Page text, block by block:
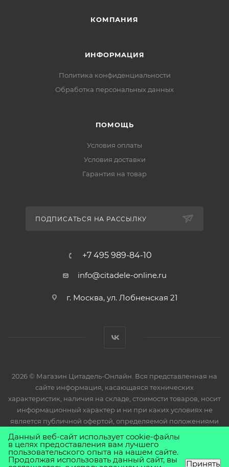
КОМПАНИЯ
ИНФОРМАЦИЯ
Политика конфиденциальности
Обработка персональных данных
ПОМОЩЬ
Условия оплаты
Условия доставки
Гарантия на товар
ПОДПИСАТЬСЯ НА РАССЫЛКУ
+7 495 989-84-10
info@citadele-online.ru
г. Москва, ул. Лобненская 21
2026 © Магазин Цитадель-Онлайн. Вся представленная на
сайте информация, касающаяся технических
характеристик, наличия на складе, стоимости товаров, носит
информационный характер и ни при каких условиях не
является публичной офертой, определяемой положениями
Статьи 437(2) Гражданского кодекса РФ.
Данный веб-сайт использует cookie-файлы
в целях предоставления вам лучшего
пользовательского опыта на нашем сайте.
Продолжая использовать данный сайт, вы Принять